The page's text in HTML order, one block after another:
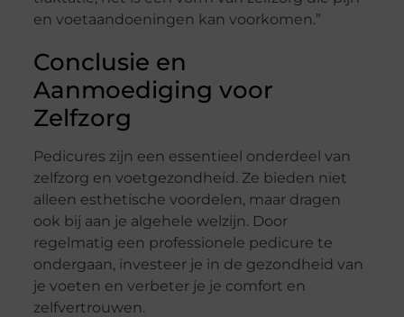
en voetaandoeningen kan voorkomen.”
Conclusie en
Aanmoediging voor
Zelfzorg
Pedicures zijn een essentieel onderdeel van
zelfzorg en voetgezondheid. Ze bieden niet
alleen esthetische voordelen, maar dragen
ook bij aan je algehele welzijn. Door
regelmatig een professionele pedicure te
ondergaan, investeer je in de gezondheid van
je voeten en verbeter je je comfort en
zelfvertrouwen.